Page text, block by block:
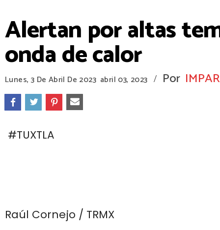
Alertan por altas
onda de calor
Lunes, 3 De Abril De 2023 abril 03, 2023 / Por
#TUXTLA
Raúl Cornejo / TRMX